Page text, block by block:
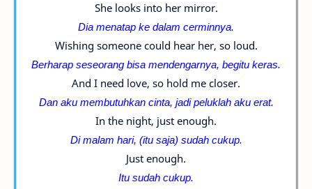
She looks into her mirror.
Dia menatap ke dalam cerminnya.
Wishing someone could hear her, so loud.
Berharap seseorang bisa mendengarnya, begitu keras.
And I need love, so hold me closer.
Dan aku membutuhkan cinta, jadi peluklah aku erat.
In the night, just enough.
Di malam hari, (itu saja) sudah cukup.
Just enough.
Itu sudah cukup.